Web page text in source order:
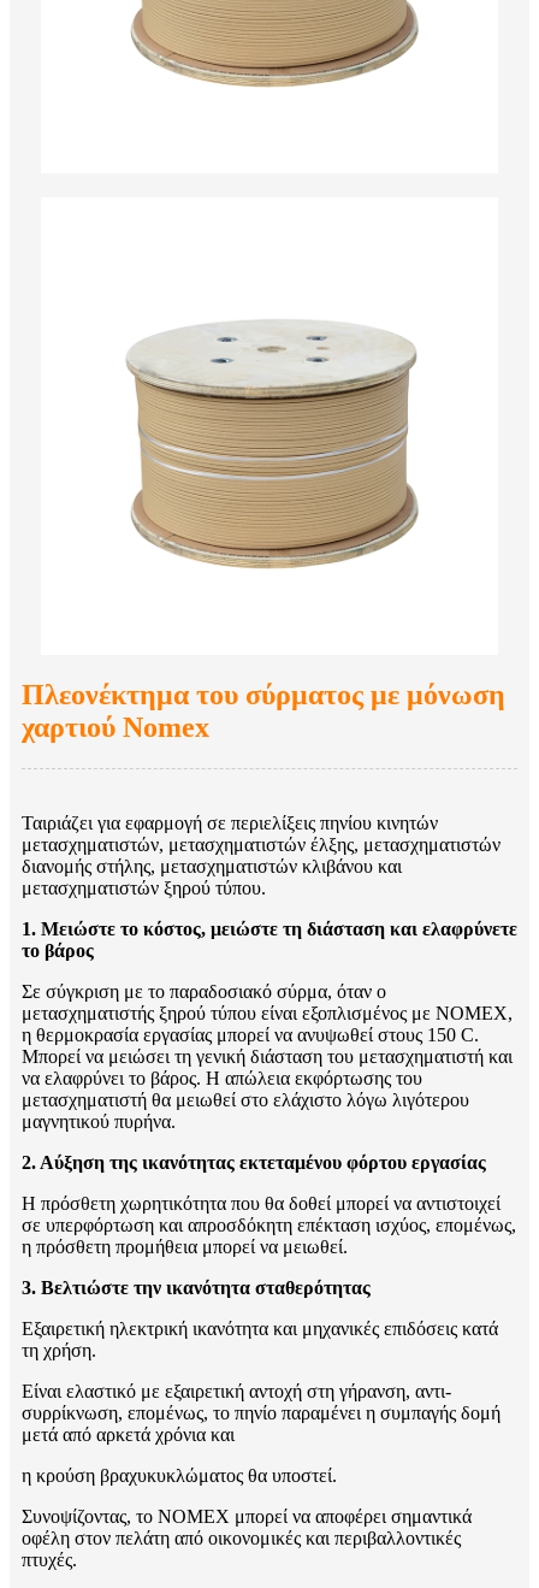
Πλεονέκτημα του σύρματος με μόνωση
χαρτιού Nomex
Ταιριάζει για εφαρμογή σε περιελίξεις πηνίου κινητών
μετασχηματιστών, μετασχηματιστών έλξης, μετασχηματιστών
διανομής στήλης, μετασχηματιστών κλιβάνου και
μετασχηματιστών ξηρού τύπου.
1. Μειώστε το κόστος, μειώστε τη διάσταση και ελαφρύνετε
το βάρος
Σε σύγκριση με το παραδοσιακό σύρμα, όταν ο
μετασχηματιστής ξηρού τύπου είναι εξοπλισμένος με NOMEX,
η θερμοκρασία εργασίας μπορεί να ανυψωθεί στους 150 C.
Μπορεί να μειώσει τη γενική διάσταση του μετασχηματιστή και
να ελαφρύνει το βάρος. Η απώλεια εκφόρτωσης του
μετασχηματιστή θα μειωθεί στο ελάχιστο λόγω λιγότερου
μαγνητικού πυρήνα.
2. Αύξηση της ικανότητας εκτεταμένου φόρτου εργασίας
Η πρόσθετη χωρητικότητα που θα δοθεί μπορεί να αντιστοιχεί
σε υπερφόρτωση και απροσδόκητη επέκταση ισχύος, επομένως,
η πρόσθετη προμήθεια μπορεί να μειωθεί.
3. Βελτιώστε την ικανότητα σταθερότητας
Εξαιρετική ηλεκτρική ικανότητα και μηχανικές επιδόσεις κατά
τη χρήση.
Είναι ελαστικό με εξαιρετική αντοχή στη γήρανση, αντι-
συρρίκνωση, επομένως, το πηνίο παραμένει η συμπαγής δομή
μετά από αρκετά χρόνια και
η κρούση βραχυκυκλώματος θα υποστεί.
Συνοψίζοντας, το NOMEX μπορεί να αποφέρει σημαντικά
οφέλη στον πελάτη από οικονομικές και περιβαλλοντικές
πτυχές.